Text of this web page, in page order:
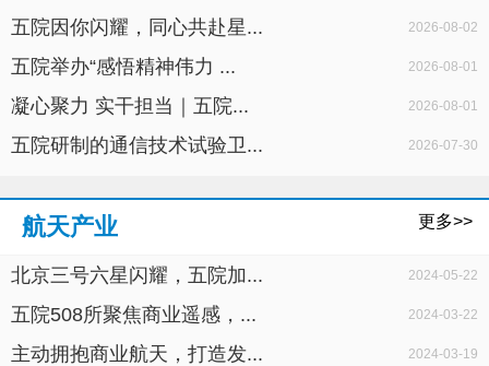
五院因你闪耀，同心共赴星... 2026-08-02
五院举办“感悟精神伟力 ... 2026-08-01
凝心聚力 实干担当｜五院... 2026-08-01
五院研制的通信技术试验卫... 2026-07-30
航天产业 更多>>
北京三号六星闪耀，五院加... 2024-05-22
五院508所聚焦商业遥感，... 2024-03-22
主动拥抱商业航天，打造发... 2024-03-19